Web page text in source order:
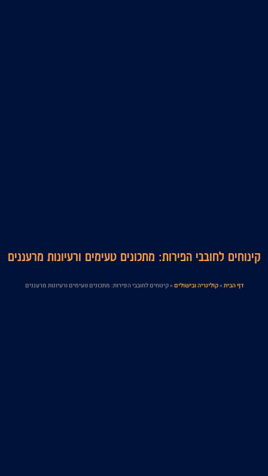
קינוחים לחובבי הפירות: מתכונים טעימים ורעיונות מרעננים
דף הבית »קולינריה ובישולים »קינוחים לחובבי הפירות: מתכונים טעימים ורעיונות מרעננים